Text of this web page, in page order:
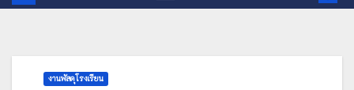
งานพัสดุโรงเรียน